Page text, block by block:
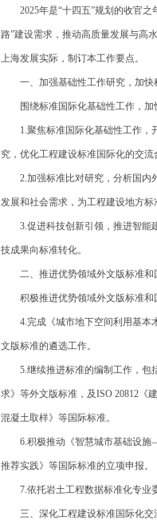
2025年是“十四五”规划的收官之
路”建设需求，推动高质量发展与高
上海发展实际，制订本工作要点。
一、加强基础性工作研究，加快
围绕标准国际化基础性工作，加
1.聚焦标准国际化基础性工作，开
究，优化工程建设标准国际化的交流
2.加强标准比对研究，分析国内外
发展和社会需求，为工程建设地方
3.促进科技创新引领，推进智能建
技成果向标准转化。
二、推进优势领域外文版标准和
积极推进优势领域外文版标准和
4.完成《城市地下空间利用基本术
文版标准的遴选工作。
5.继续推进标准的编制工作，包括
求》等外文版标准，及ISO 20812《
混凝土取样》等国际标准。
6.积极推动《智慧城市基础设施—
推荐实践》等国际标准的立项申报。
7.依托岩土工程数据标准化专业委
三、深化工程建设标准国际化交